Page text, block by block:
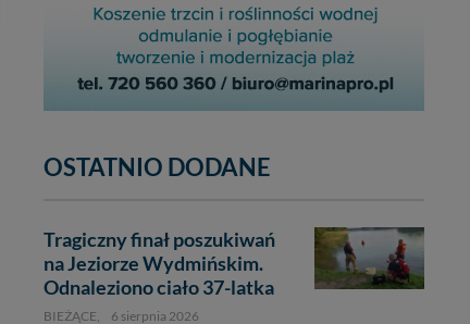
OSTATNIO DODANE
Tragiczny finał poszukiwań
na Jeziorze Wydmińskim.
Odnaleziono ciało 37-latka
BIEŻĄCE, 6 sierpnia 2026